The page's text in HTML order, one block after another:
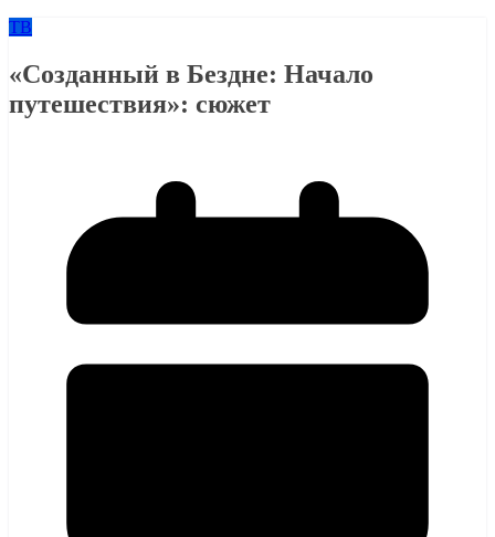
ТВ
«Созданный в Бездне: Начало
путешествия»: сюжет